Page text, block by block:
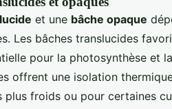
et une bâche opaque
Les bâches translucides
pour la photosynthèse et
offrent une isolation
froids ou pour certaines